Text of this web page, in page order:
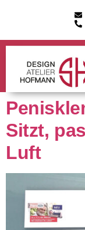
Sitzt,
Luft